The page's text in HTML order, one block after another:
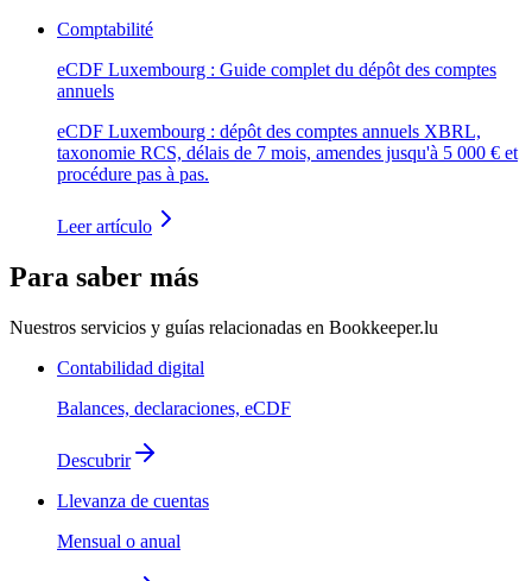
Comptabilité
eCDF Luxembourg : Guide complet du dépôt des comptes
annuels
eCDF Luxembourg : dépôt des comptes annuels XBRL,
taxonomie RCS, délais de 7 mois, amendes jusqu'à 5 000 € et
procédure pas à pas.
Leer artículo
Para saber más
Nuestros servicios y guías relacionadas en Bookkeeper.lu
Contabilidad digital
Balances, declaraciones, eCDF
Descubrir
Llevanza de cuentas
Mensual o anual